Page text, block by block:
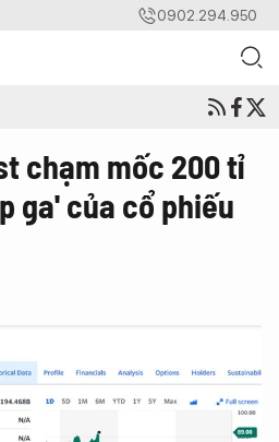
0902.294.950
chạm mốc 200 tỉ
ga' của cổ phiếu